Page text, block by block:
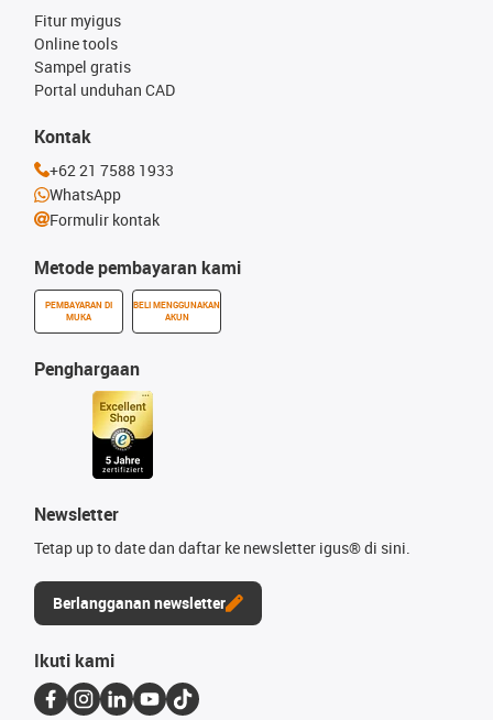
Metode pembayaran kami
PEMBAYARAN DI
MUKA
BELI MENGGUNAKAN
AKUN
Fitur myigus
Online tools
Sampel gratis
Portal unduhan CAD
Penghargaan
Newsletter
Tetap up to date dan daftar ke newsletter igus® di sini.
Berlangganan newsletter
Kontak
+62 21 7588 1933
WhatsApp
Formulir kontak
Ikuti kami